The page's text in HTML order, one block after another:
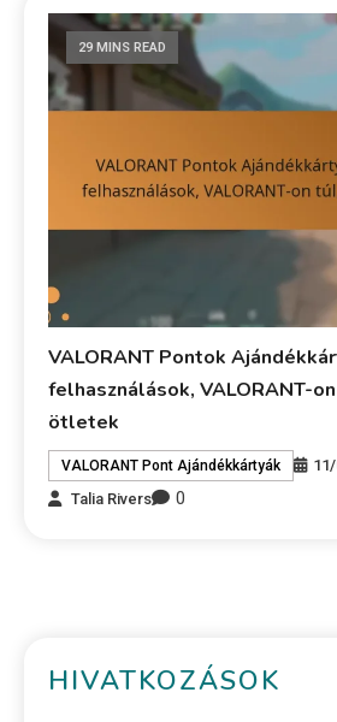
29 MINS READ
VALORANT Pontok
felhasználások, VALORANT-
ötletek
VALORANT Pont Ajándékkártyák
Talia Rivers
0
HIVATKOZÁSOK